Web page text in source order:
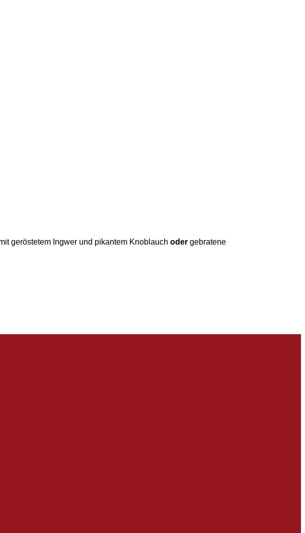
geröstetem Ingwer und pikantem Knoblauch oder gebratene